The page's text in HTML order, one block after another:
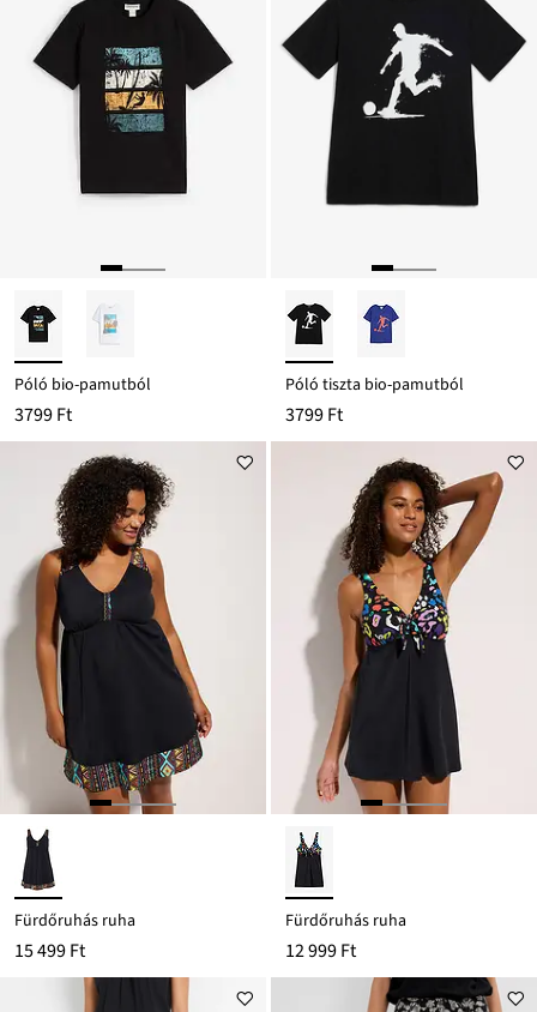
Póló bio-pamutból
3799 Ft
Póló tiszta bio-pamutból
3799 Ft
Fürdőruhás ruha
15 499 Ft
Fürdőruhás ruha
12 999 Ft